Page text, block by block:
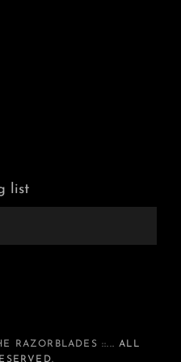
list
RAZORBLADES ::... ALL